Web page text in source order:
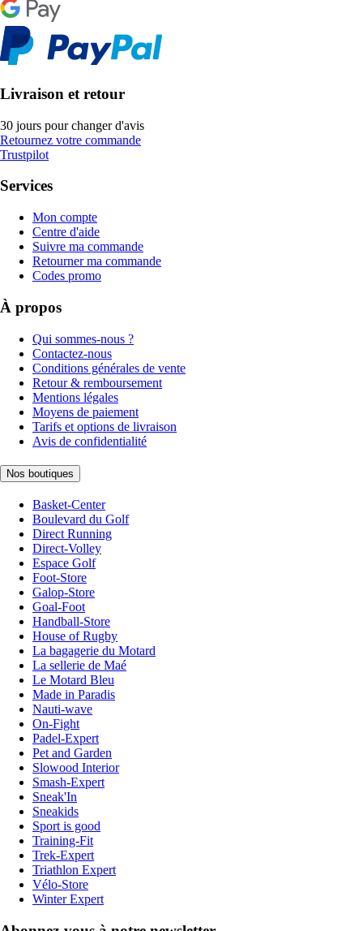
Livraison et retour
30 jours pour changer d'avis
Retournez votre commande
Trustpilot
Services
Mon compte
Centre d'aide
Suivre ma commande
Retourner ma commande
Codes promo
À propos
Qui sommes-nous ?
Contactez-nous
Conditions générales de vente
Retour & remboursement
Mentions légales
Moyens de paiement
Tarifs et options de livraison
Avis de confidentialité
Nos boutiques
Basket-Center
Boulevard du Golf
Direct Running
Direct-Volley
Espace Golf
Foot-Store
Galop-Store
Goal-Foot
Handball-Store
House of Rugby
La bagagerie du Motard
La sellerie de Maé
Le Motard Bleu
Made in Paradis
Nauti-wave
On-Fight
Padel-Expert
Pet and Garden
Slowood Interior
Smash-Expert
Sneak'In
Sneakids
Sport is good
Training-Fit
Trek-Expert
Triathlon Expert
Vélo-Store
Winter Expert